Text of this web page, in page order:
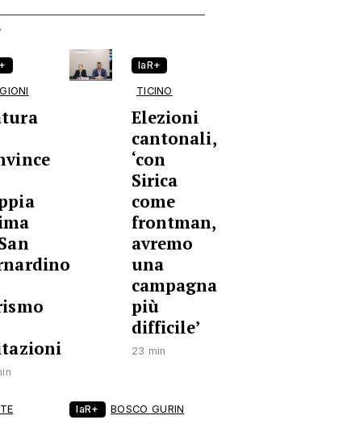
laR+
TICINO
Elezioni
cantonali,
‘con
Sirica
come
frontman,
avremo
una
campagna
più
difficile’
23 min
laR+ BOSCO GURIN